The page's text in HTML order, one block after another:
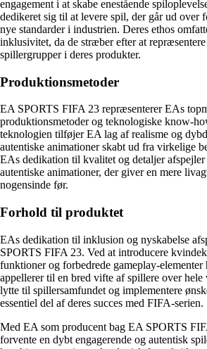
engagement i at skabe enestående
dedikeret sig til at levere spil, der går ud over
nye standarder i industrien. Deres ethos
inklusivitet, da de stræber efter at
spillergrupper i deres produkter.
Produktionsmetoder
EA SPORTS FIFA 23 repræsenterer EAs
produktionsmetoder og teknologiske know-
teknologien tilføjer EA lag af realisme og
autentiske animationer skabt ud fra virkelige
EAs dedikation til kvalitet og detaljer
autentiske animationer, der giver en mere
nogensinde før.
Forhold til produktet
EAs dedikation til inklusion og nyskabelse
SPORTS FIFA 23. Ved at introducere
funktioner og forbedrede gameplay-
appellerer til en bred vifte af spillere over hele
lytte til spillersamfundet og implementere
essentiel del af deres succes med FIFA-serien.
Med EA som producent bag EA SPORTS
forvente en dybt engagerende og autentisk